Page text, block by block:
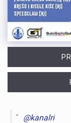
@kanalri